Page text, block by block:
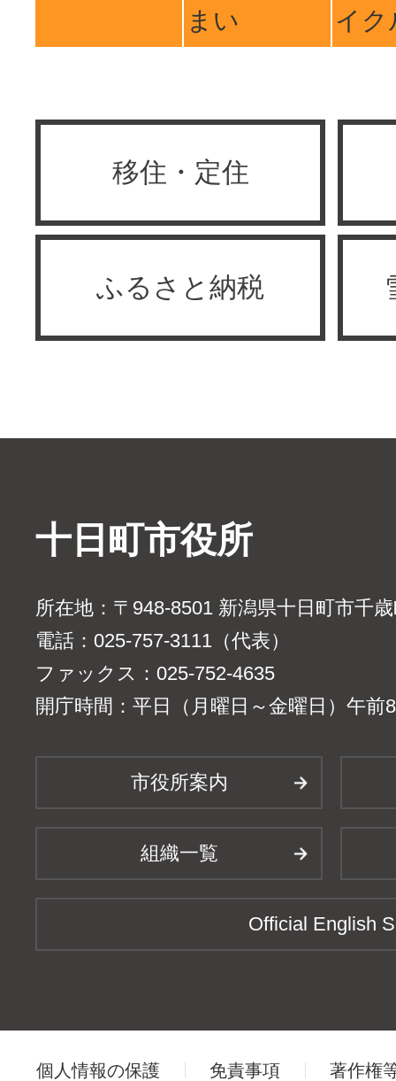
まい イク
移住・定住
ふるさと納税
十日町市役所
所在地：〒948-8501 新潟県十日町市千
電話：025-757-3111（代表）
ファックス：025-752-4635
開庁時間：平日（月曜日～金曜日）午前
市役所案内
組織一覧
Official English
個人情報の保護 免責事項 著作権